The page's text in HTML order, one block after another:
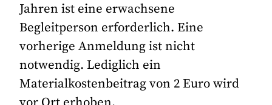
Jahren ist eine erwachsene
Begleitperson erforderlich. Eine
vorherige Anmeldung ist nicht
notwendig. Lediglich ein
Materialkostenbeitrag von 2 Euro wird